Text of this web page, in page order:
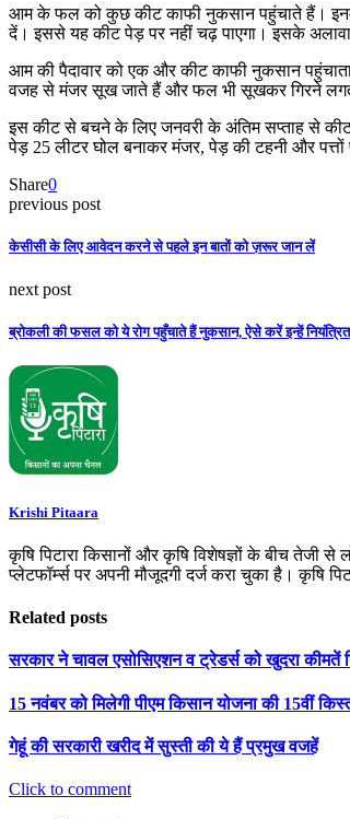
आम के फल को कुछ कीट काफी नुकसान पहुंचाते हैं। इनमें
दें। इससे यह कीट पेड़ पर नहीं चढ़ पाएगा। इसके
आम की पैदावार को एक और कीट काफी नुकसान
वजह से मंजर सूख जाते हैं और फल भी सूखकर गिरने लगते
इस कीट से बचने के लिए जनवरी के अंतिम सप्ताह से
पेड़ 25 लीटर घोल बनाकर मंजर, पेड़ की टहनी और पत्तों
Share0
previous post
केसीसी के लिए आवेदन करने से पहले इन बातों को ज़रूर जान लें
next post
ब्रोकली की फसल को ये रोग पहुँचाते हैं नुकसान, ऐसे करें इन्हें नियंत्रित
Krishi Pitaara
कृषि पिटारा किसानों और कृषि विशेषज्ञों के बीच
प्लेटफॉर्म्स पर अपनी मौजूदगी दर्ज करा चुका है। कृषि
Related posts
सरकार ने चावल एसोसिएशन व ट्रेडर्स को खुदरा कीमतें
15 नवंबर को मिलेगी पीएम किसान योजना की 15वीं
गेहूं की सरकारी खरीद में सुस्ती की ये हैं प्रमुख वजहें
Click to comment